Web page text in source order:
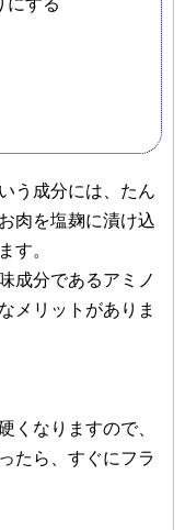
う成分には、たん
肉を塩麹に漬け込
す。
成分であるアミノ
メリットがありま
くなりますので、
たら、すぐにフラ